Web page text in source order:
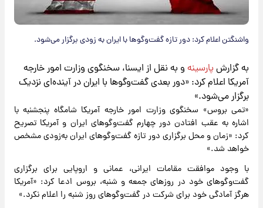
واشنگتن اعلام کرد: دور تازه گفت‌وگوها با ایران به زودی برگزار می‌شود.
به گزارشپارسینه و به نقل از ایسنا، سخنگوی وزارت امور خارجه
آمریکا اعلام کرد: «دور بعدی گفت‌وگوها با ایران در آینده‌ای نزدیک
برگزار می‌شود.»
«تمی بروس» سخنگوی وزارت امور خارجه آمریکا شامگاه پنجشنبه با
اشاره به عقب افتادن دور چهارم گفت‌وگوهای ایران و آمریکا تصریح
کرد: «زمان و محل برگزاری دور تازه گفت‌وگوهای ایران به‌زودی مشخص
خواهد شد.»
با وجود موافقت مقامات ایرانی، عمانی و اروپایی برای برگزاری
گفت‌وگوهای خود در روزهای جمعه و شنبه، بروس ادعا کرد: «آمریکا
هرگز آمادگی خود برای شرکت در گفت‌وگوهای روز شنبه را اعلام نکرد.»